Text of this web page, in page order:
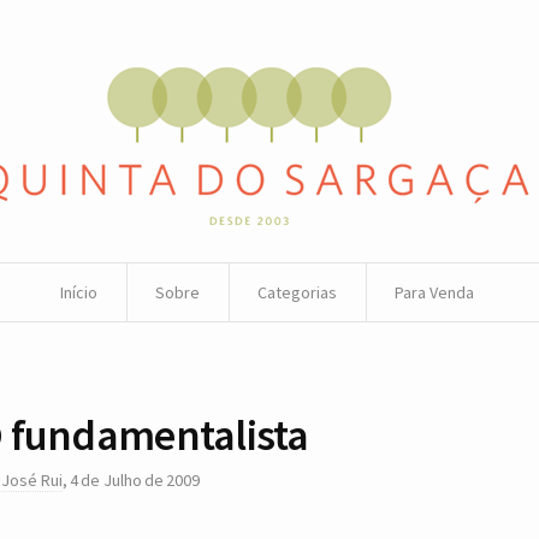
Início Sobre Categorias Para Venda
fundamentalista
José Rui, 4 de Julho de 2009